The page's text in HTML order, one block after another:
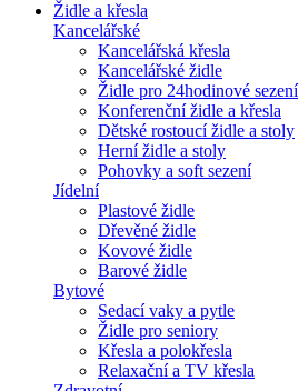
Židle a křesla
Kancelářské
Kancelářská křesla
Kancelářské židle
Židle pro 24hodinové sezení
Konferenční židle a křesla
Dětské rostoucí židle a stoly
Herní židle a stoly
Pohovky a soft sezení
Jídelní
Plastové židle
Dřevěné židle
Kovové židle
Barové židle
Bytové
Sedací vaky a pytle
Židle pro seniory
Křesla a polokřesla
Relaxační a TV křesla